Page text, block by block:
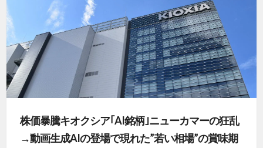
株価暴騰キオクシア｢AI銘柄｣ニューカマーの狂乱
→動画生成AIの登場で現れた”若い相場”の賞味期